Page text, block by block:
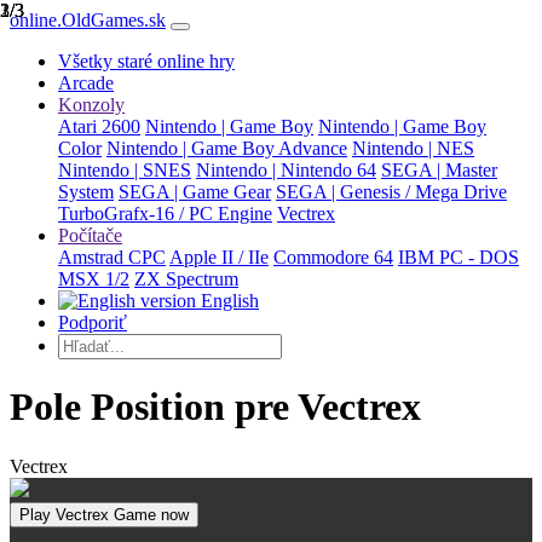
online.OldGames.sk
Všetky staré online hry
Arcade
Konzoly
Atari 2600 Nintendo | Game Boy Nintendo | Game Boy
Color Nintendo | Game Boy Advance Nintendo | NES
Nintendo | SNES Nintendo | Nintendo 64 SEGA | Master
System SEGA | Game Gear SEGA | Genesis / Mega Drive
TurboGrafx-16 / PC Engine Vectrex
Počítače
Amstrad CPC Apple II / IIe Commodore 64 IBM PC - DOS
MSX 1/2 ZX Spectrum
English
Podporiť
Pole Position pre Vectrex
Vectrex
Play Vectrex Game now
1/3
2/3
3/3